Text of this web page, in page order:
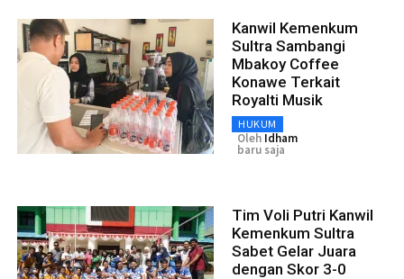
Kanwil Kemenkum
Sultra Sambangi
Mbakoy Coffee
Konawe Terkait
Royalti Musik
HUKUM
Oleh Idham
baru saja
Tim Voli Putri Kanwil
Kemenkum Sultra
Sabet Gelar Juara
dengan Skor 3-0